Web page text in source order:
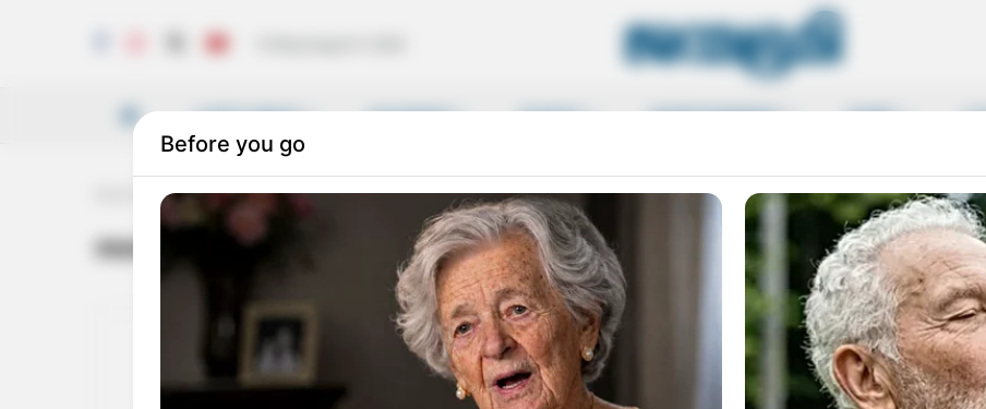
LATEST NEWS VICHARAM SPORTS ENTERTAINMENT MORE
mannanthala
mannanthala